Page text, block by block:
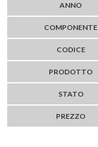
ANNO
COMPONENTE
CODICE
PRODOTTO
STATO
PREZZO